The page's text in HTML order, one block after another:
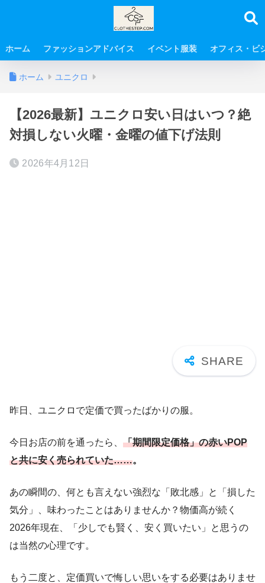
ホーム ファッションアドバイス イベント服装 オフィス・ビ
ホーム ユニクロ
【2026最新】ユニクロ安い日はいつ？絶
対損しない火曜・金曜の値下げ法則
2026年4月12日
昨日、ユニクロで定価で買ったばかりの服。
今日お店の前を通ったら、 「期間限定価格」の赤いPOP
と共に安く売られていた……。
あの瞬間の、何とも言えない強烈な「敗北感」と「損した
気分」、味わったことはありませんか？物価高が続く
2026年現在、「少しでも賢く、安く買いたい」と思うの
は当然の心理です。
もう二度と、定価買いで悔しい思いをする必要はありませ